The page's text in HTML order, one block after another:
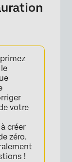
×
votre
créer
zéro.
!